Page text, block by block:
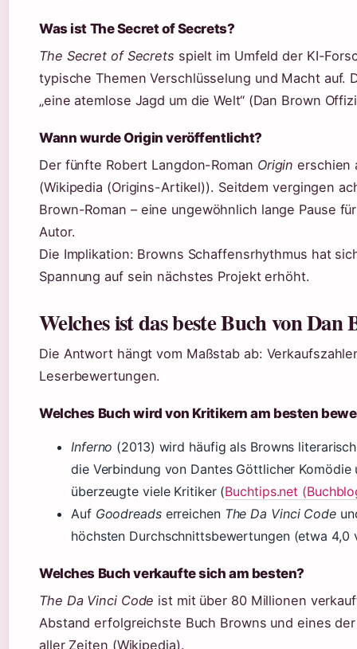
Was ist The Secret of Secrets?
The Secret of Secrets spielt im Umfeld der KI-
typische Themen Verschlüsselung und Macht auf.
„eine atemlose Jagd um die Welt“ (Dan Brown
Wann wurde Origin veröffentlicht?
Der fünfte Robert Langdon-Roman Origin erschien
(Wikipedia (Origins-Artikel)). Seitdem vergingen
Brown-Roman – eine ungewöhnlich lange Pause
Autor.
Die Implikation: Browns Schaffensrhythmus hat
Spannung auf sein nächstes Projekt erhöht.
Welches ist das beste Buch von Dan
Die Antwort hängt vom Maßstab ab:
Leserbewertungen.
Welches Buch wird von Kritikern am besten
Inferno (2013) wird häufig als Browns
die Verbindung von Dantes Göttlicher
überzeugte viele Kritiker (Buchtips.net
Auf Goodreadserreichen The Da Vinci Code
höchsten Durchschnittsbewertungen (etwa 4,0
Welches Buch verkaufte sich am besten?
The Da Vinci Code ist mit über 80 Millionen
Abstand erfolgreichste Buch Browns und eines
aller Zeiten (Wikipedia).